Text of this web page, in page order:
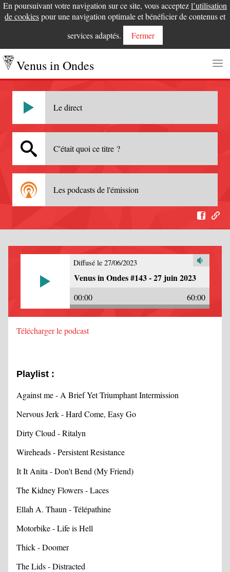
En poursuivant votre navigation sur ce site, vous acceptezl’utilisation
de cookiespour une navigation optimale et bénéficier de contenus et
services adaptés.
Fermer
Venus in Ondes
Le direct
C'était quoi ce titre ?
Les podcasts de l'émission
Diffusé le 27/06/2023
Venus in Ondes #143 - 27 juin 2023
00:00 60:00
Télécharger le podcast
Playlist :
Against me - A Brief Yet Triumphant Intermission
Nervous Jerk - Hard Come, Easy Go
Dirty Cloud - Ritalyn
Wireheads - Persistent Resistance
It It Anita - Don't Bend (My Friend)
The Kidney Flowers - Laces
Ellah A. Thaun - Télépathine
Motorbike - Life is Hell
Thick - Doomer
The Lids - Distracted